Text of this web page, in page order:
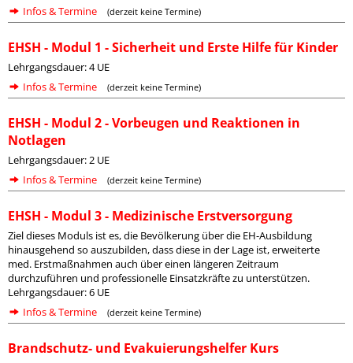
Infos & Termine
(derzeit keine Termine)
EHSH - Modul 1 - Sicherheit und Erste Hilfe für Kinder
Lehrgangsdauer: 4 UE
Infos & Termine
(derzeit keine Termine)
EHSH - Modul 2 - Vorbeugen und Reaktionen in
Notlagen
Lehrgangsdauer: 2 UE
Infos & Termine
(derzeit keine Termine)
EHSH - Modul 3 - Medizinische Erstversorgung
Ziel dieses Moduls ist es, die Bevölkerung über die EH-Ausbildung
hinausgehend so auszubilden, dass diese in der Lage ist, erweiterte
med. Erstmaßnahmen auch über einen längeren Zeitraum
durchzuführen und professionelle Einsatzkräfte zu unterstützen.
Lehrgangsdauer: 6 UE
Infos & Termine
(derzeit keine Termine)
Brandschutz- und Evakuierungshelfer Kurs